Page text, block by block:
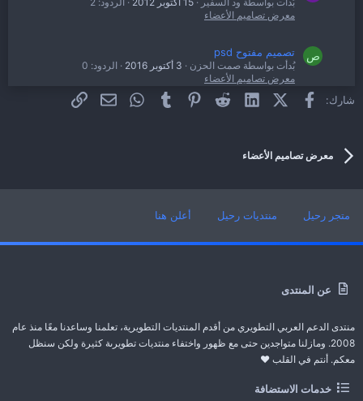
معرض تصاميم الأعضاء
ص تصميم مفتوح psd
بُدأت بواسطة صمت الحزن 3 أكتوبر 2016
الردود: 0
معرض تصاميم الأعضاء
شارك: فيسبوكX (Twitter)
LinkedIn
Reddit
Pinterest
Tumblr
WhatsAppالبريد الإلكتروني
الرابط
معرض تصاميم الأعضاء
عن المنتدى
منتدى الدعم العربي التطويري من أقدم المنتديات التطويرية، تعلمنا وساعدنا معًا منذ عام
2008. ومازلنا متواجدين حتى مع ظهور واختفاء منتديات تطويرىة كثيرة ولكن سنظل
معكم. أنتم في القلب ❤️
خدمات الاستضافة
متجر رحيل منتديات رحيل أعلن هنا